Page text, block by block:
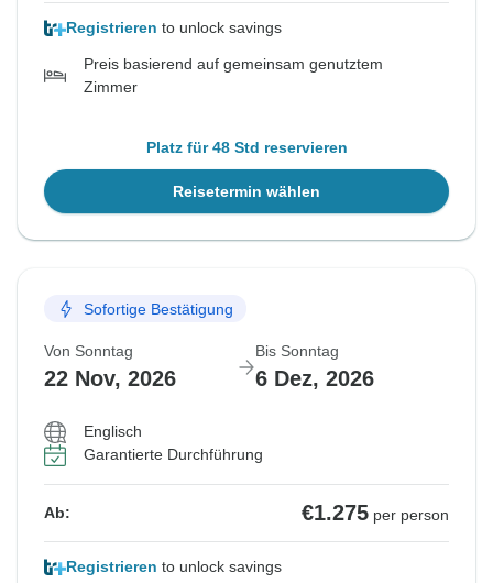
Registrieren to unlock savings
Preis basierend auf gemeinsam genutztem
Zimmer
Platz für 48 Std reservieren
Reisetermin wählen
Sofortige Bestätigung
Von Sonntag
22 Nov, 2026
Bis Sonntag
6 Dez, 2026
Englisch
Garantierte Durchführung
Ab: €1.275 per person
Registrieren to unlock savings